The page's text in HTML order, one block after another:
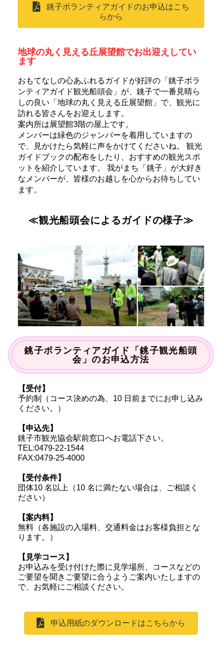
銚子ボランティアガイドのお申込はこち
らから
地球の丸く見える丘展望館でお出迎えしてい
ます
おもてなしの心あふれるガイドが好評の「銚子ボラ
ンティアガイド観光船頭会」が、銚子で一番見晴ら
しの良い「地球の丸く見える丘展望館」で、観光に
訪れる皆さんをお迎えします。
案内所は展望館3階の屋上です。
メンバーは緑色のジャンパーを着用していますの
で、見かけたら気軽に声をかけてくださいね。 観光
ガイドブックの配布をしたり、おすすめの観光スポ
ットを紹介しています。 我がまち「銚子」が大好き
なメンバーが、皆様のお越しを心からお待ちしてい
ます。
≪観光船頭会によるガイドの様子≫
銚子ボランティアガイド「銚子観光船頭
会」のお申込方法
【受付】
予約制（コース決めの為、10 日前までにお申し込み
ください。）
【申込先】
銚子市観光協会駅前窓口へお電話下さい。
TEL:0479-22-1544
FAX:0479-25-4000
【受付条件】
団体10 名以上（10 名に満たない場合は、ご相談く
ださい）
【案内料】
無料（各施設の入場料、交通料金はお客様負担とな
ります。）
【見学コース】
お申込みを受け付けた際に見学場所、コースなどの
ご要望を聞きご要望に合うようご案内いたしますの
で、お気軽にご相談ください。
申込用紙のダウンロードはこちらから